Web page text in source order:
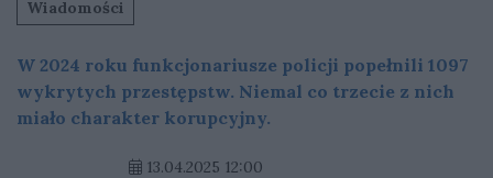
Wiadomości
W 2024 roku funkcjonariusze policji popełnili 1097
wykrytych przestępstw. Niemal co trzecie z nich
miało charakter korupcyjny.
13.04.2025 12:00